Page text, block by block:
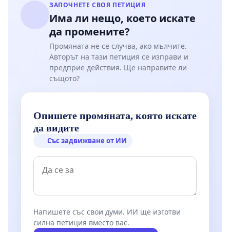
ЗАПОЧНЕТЕ СВОЯ ПЕТИЦИЯ
Има ли нещо, което искате
да промените?
Промяната не се случва, ако мълчите.
Авторът на тази петиция се изправи и
предприе действия. Ще направите ли
същото?
Опишете промяната, която искате
да видите
Със задвижване от ИИ
Напишете със свои думи. ИИ ще изготви
силна петиция вместо вас.